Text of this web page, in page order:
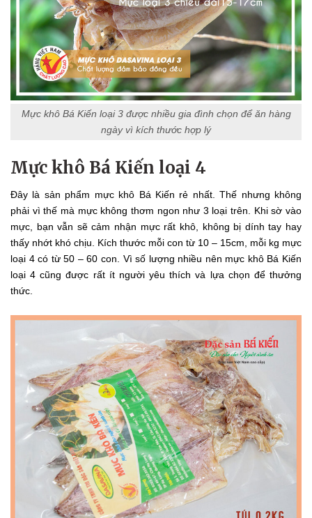
Mực khô Bá Kiến loại 3 được nhiều gia đình chọn để ăn hàng
ngày vì kích thước hợp lý
Mực khô Bá Kiến loại 4
Đây là sản phẩm mực khô Bá Kiến rẻ nhất. Thế nhưng không
phải vì thế mà mực không thơm ngon như 3 loại trên. Khi sờ vào
mực, bạn vẫn sẽ cảm nhận mực rất khô, không bị dính tay hay
thấy nhớt khó chịu. Kích thước mỗi con từ 10 – 15cm, mỗi kg mực
loại 4 có từ 50 – 60 con. Vì số lượng nhiều nên mực khô Bá Kiến
loại 4 cũng được rất ít người yêu thích và lựa chọn để thưởng
thức.